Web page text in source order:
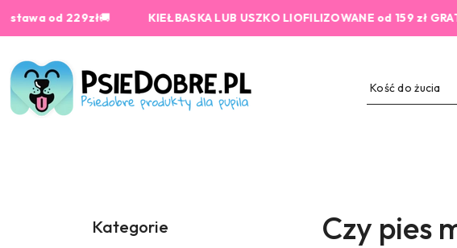
Przejdź do treści głównej
Przejdź do wyszukiwarki
Przejdź do moje konto
Przejdź do menu głównego
Przejdź do stopki
🚚KIEŁBASKA LUB USZKO LIOFILIZOWANE od 159 zł GRATIS! 2%
Kategorie Czy pies